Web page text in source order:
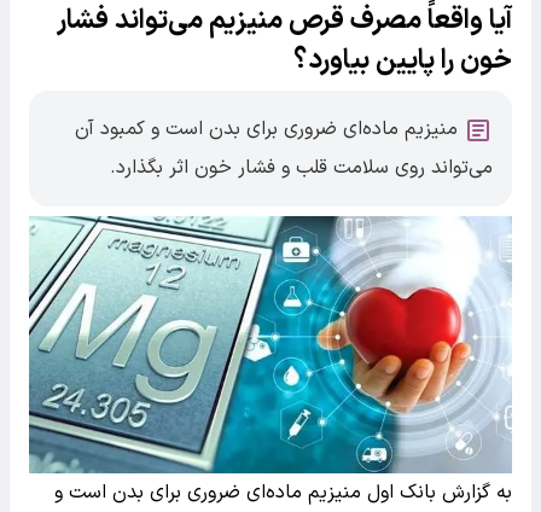
آیا واقعاً مصرف قرص منیزیم می‌تواند فشار
خون را پایین بیاورد؟
منیزیم ماده‌ای ضروری برای بدن است و کمبود آن
می‌تواند روی سلامت قلب و فشار خون اثر بگذارد.
به گزارش بانک اول منیزیم ماده‌ای ضروری برای بدن است و